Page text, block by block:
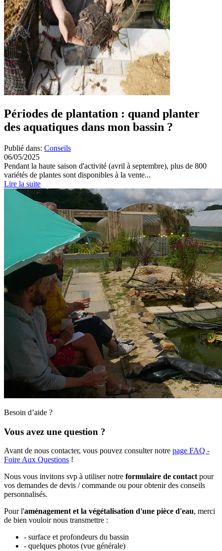
Périodes de plantation : quand planter
des aquatiques dans mon bassin ?
Publié dans: Conseils
06/05/2025
Pendant la haute saison d'activité (avril à septembre), plus de 800
variétés de plantes sont disponibles à la vente...
Lire la suite
Besoin d’aide ?
Vous avez une question ?
Avant de nous contacter, vous pouvez consulter notre page FAQ -
Foire Aux Questions !
Nous vous invitons svp à utiliser notre formulaire de contact pour
vos demandes de devis / commande ou pour obtenir des conseils
personnalisés.
Pour l'aménagement et la végétalisation d'une pièce d'eau, merci
de bien vouloir nous transmettre :
- surface et profondeurs du bassin
- quelques photos (vue générale)